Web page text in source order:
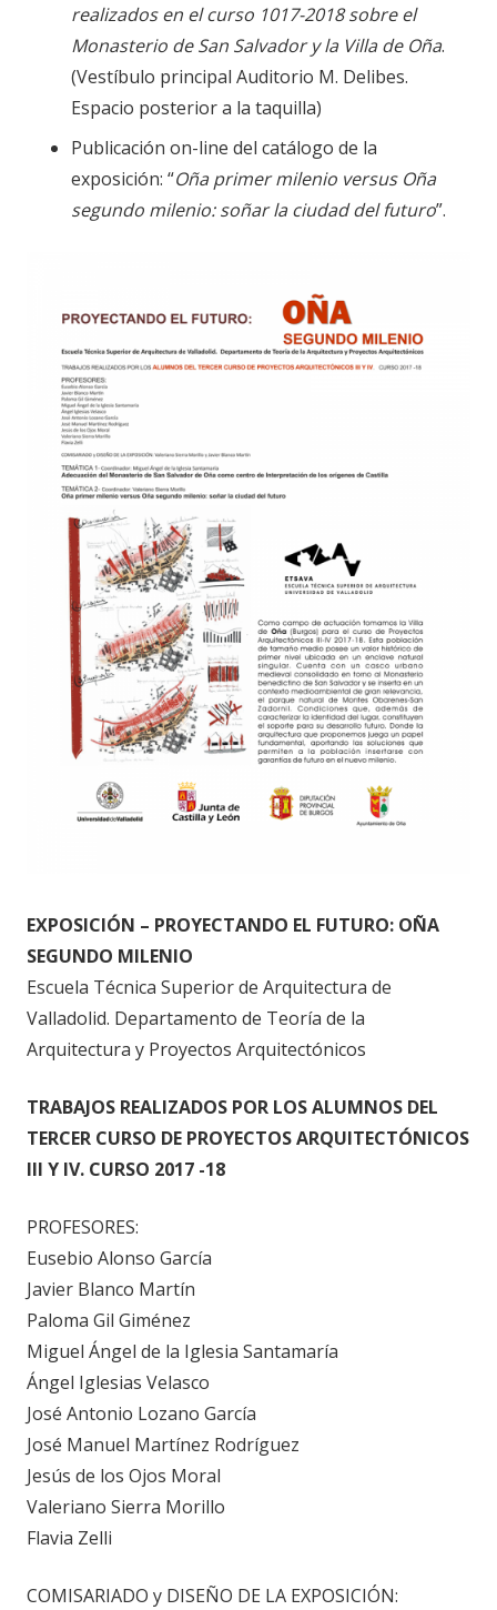
realizados en el curso 1017-2018 sobre el
Monasterio de San Salvador y la Villa de Oña.
(Vestíbulo principal Auditorio M. Delibes.
Espacio posterior a la taquilla)
Publicación on-line del catálogo de la
exposición: “Oña primer milenio versus Oña
segundo milenio: soñar la ciudad del futuro”.
EXPOSICIÓN – PROYECTANDO EL FUTURO: OÑA
SEGUNDO MILENIO
Escuela Técnica Superior de Arquitectura de
Valladolid. Departamento de Teoría de la
Arquitectura y Proyectos Arquitectónicos
TRABAJOS REALIZADOS POR LOS ALUMNOS DEL
TERCER CURSO DE PROYECTOS ARQUITECTÓNICOS
III Y IV. CURSO 2017 -18
PROFESORES:
Eusebio Alonso García
Javier Blanco Martín
Paloma Gil Giménez
Miguel Ángel de la Iglesia Santamaría
Ángel Iglesias Velasco
José Antonio Lozano García
José Manuel Martínez Rodríguez
Jesús de los Ojos Moral
Valeriano Sierra Morillo
Flavia Zelli
COMISARIADO y DISEÑO DE LA EXPOSICIÓN: